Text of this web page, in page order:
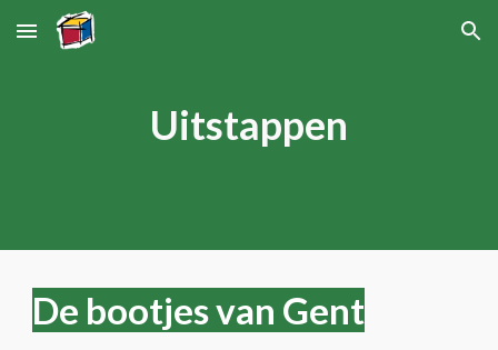
Skip to main content Skip to navigation
Uitstappen
De bootjes van Gent